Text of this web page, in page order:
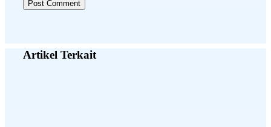
Artikel Terkait